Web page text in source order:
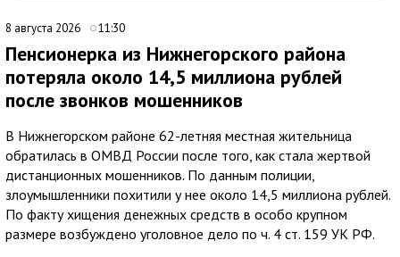
8 августа 2026 11:30
Пенсионерка из Нижнегорского района
потеряла около 14,5 миллиона рублей
после звонков мошенников
В Нижнегорском районе 62-летняя местная жительница
обратилась в ОМВД России после того, как стала жертвой
дистанционных мошенников. По данным полиции,
злоумышленники похитили у нее около 14,5 миллиона рублей.
По факту хищения денежных средств в особо крупном
размере возбуждено уголовное дело по ч. 4 ст. 159 УК РФ.